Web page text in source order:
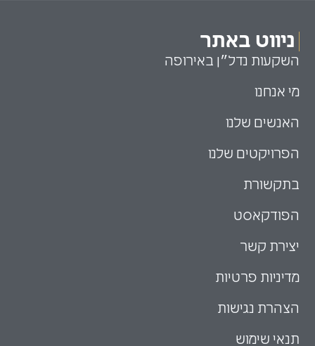
ניווט באתר
השקעות נדל״ן באירופה
מי אנחנו
האנשים שלנו
הפרויקטים שלנו
בתקשורת
הפודקאסט
יצירת קשר
מדיניות פרטיות
הצהרת נגישות
תנאי שימוש